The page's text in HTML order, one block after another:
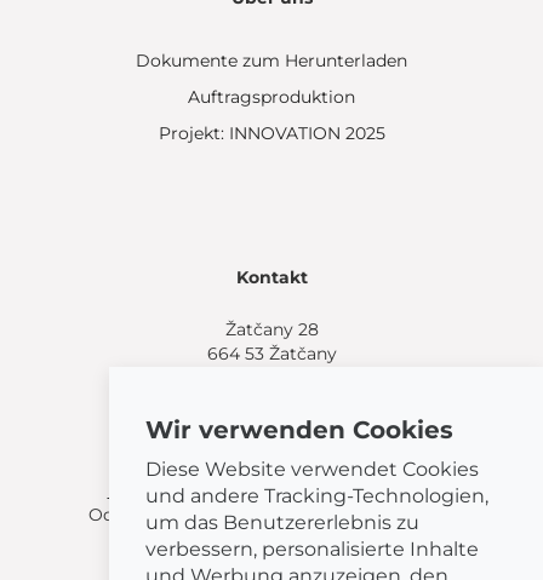
Dokumente zum Herunterladen
Auftragsproduktion
Projekt: INNOVATION 2025
Kontakt
Žatčany 28
664 53 Žatčany
Weitere Einkaufsmöglichkeiten:
Finden Sie einen Händler in Ihrer Nähe.
Oder rufen Sie an unter(+420) 544 224 338
Wir verwenden Cookies
Diese Website verwendet Cookies
und andere Tracking-Technologien,
um das Benutzererlebnis zu
verbessern, personalisierte Inhalte
und Werbung anzuzeigen, den